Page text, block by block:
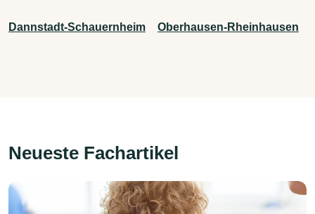
Dannstadt-Schauernheim Oberhausen-Rheinhausen
Neueste Fachartikel